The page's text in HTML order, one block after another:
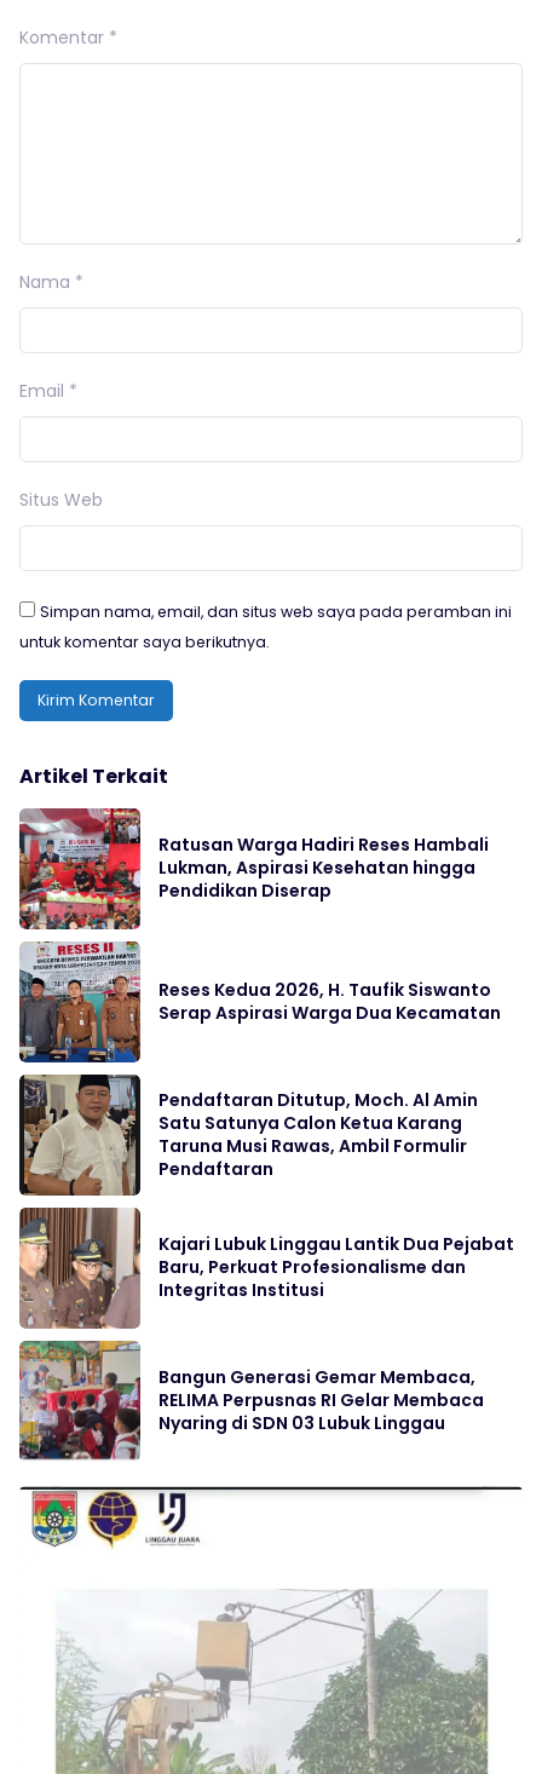
Komentar *
Nama *
Email *
Situs Web
Simpan nama, email, dan situs web saya pada peramban ini
untuk komentar saya berikutnya.
Artikel Terkait
Ratusan Warga Hadiri Reses Hambali
Lukman, Aspirasi Kesehatan hingga
Pendidikan Diserap
Reses Kedua 2026, H. Taufik Siswanto
Serap Aspirasi Warga Dua Kecamatan
Pendaftaran Ditutup, Moch. Al Amin
Satu Satunya Calon Ketua Karang
Taruna Musi Rawas, Ambil Formulir
Pendaftaran
Kajari Lubuk Linggau Lantik Dua Pejabat
Baru, Perkuat Profesionalisme dan
Integritas Institusi
Bangun Generasi Gemar Membaca,
RELIMA Perpusnas RI Gelar Membaca
Nyaring di SDN 03 Lubuk Linggau